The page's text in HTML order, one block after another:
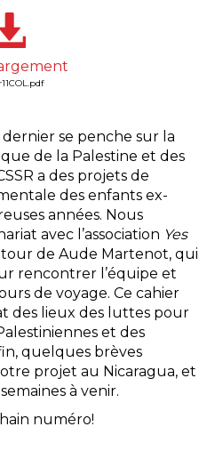
dernier se penche sur la
de la Palestine et des
a des projets de
des enfants ex-
années. Nous
avec l’association Yes
de Aude Martenot, qui
rencontrer l’équipe et
de voyage. Ce cahier
des lieux des luttes pour
et des
quelques brèves
projet au Nicaragua, et
à venir.
numéro!